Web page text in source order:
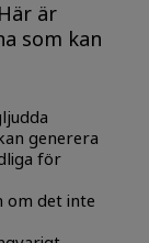
är
som kan
generera
för
om det inte